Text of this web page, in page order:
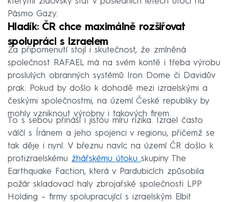
Pásmo Gazy.
Hladík: ČR chce maximálně rozšiřovat
spolupráci s Izraelem
Za připomenutí stojí i skutečnost, že zmíněná
společnost RAFAEL má na svém kontě i třeba výrobu
proslulých obranných systémů Iron Dome či Davidův
prak. Pokud by došlo k dohodě mezi izraelskými a
českými společnostmi, na území České republiky by
mohly vzniknout výrobny i takových firem.
To s sebou přináší i jistou míru rizika. Izrael často
válčí s Íránem a jeho spojenci v regionu, přičemž se
tak děje i nyní. V březnu navíc na území ČR došlo k
protizraelskému žhářskému útoku skupiny The
Earthquake Faction, která v Pardubicích způsobila
požár skladovací haly zbrojařské společnosti LPP
Holding – firmy spolupracující s izraelským Elbit